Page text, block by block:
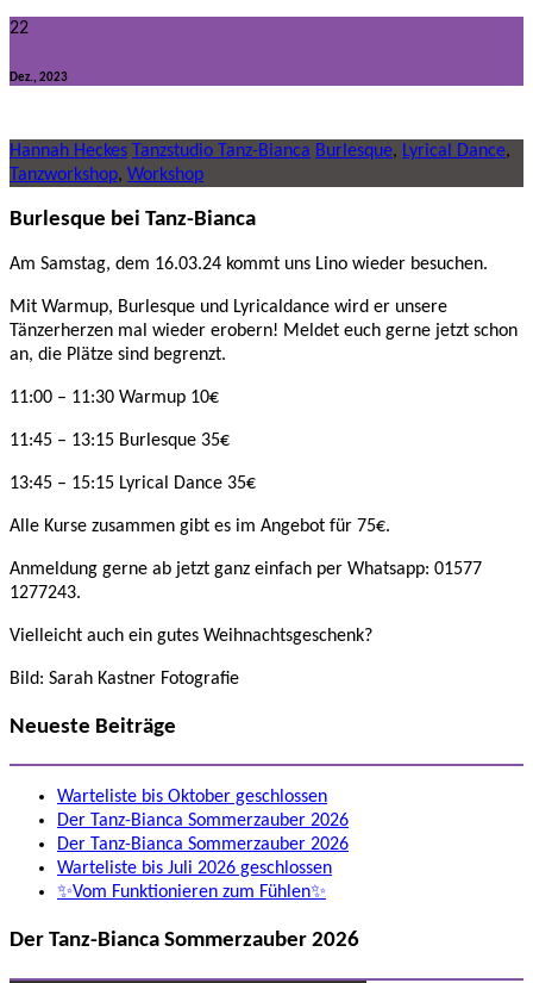
22
Dez., 2023
Hannah Heckes Tanzstudio Tanz-Bianca Burlesque, Lyrical Dance,
Tanzworkshop, Workshop
Burlesque bei Tanz-Bianca
Am Samstag, dem 16.03.24 kommt uns Lino wieder besuchen.
Mit Warmup, Burlesque und Lyricaldance wird er unsere
Tänzerherzen mal wieder erobern! Meldet euch gerne jetzt schon
an, die Plätze sind begrenzt.
11:00 – 11:30 Warmup 10€
11:45 – 13:15 Burlesque 35€
13:45 – 15:15 Lyrical Dance 35€
Alle Kurse zusammen gibt es im Angebot für 75€.
Anmeldung gerne ab jetzt ganz einfach per Whatsapp: 01577
1277243.
Vielleicht auch ein gutes Weihnachtsgeschenk?
Bild: Sarah Kastner Fotografie
Neueste Beiträge
Warteliste bis Oktober geschlossen
Der Tanz-Bianca Sommerzauber 2026
Der Tanz-Bianca Sommerzauber 2026
Warteliste bis Juli 2026 geschlossen
✨Vom Funktionieren zum Fühlen✨
Der Tanz-Bianca Sommerzauber 2026